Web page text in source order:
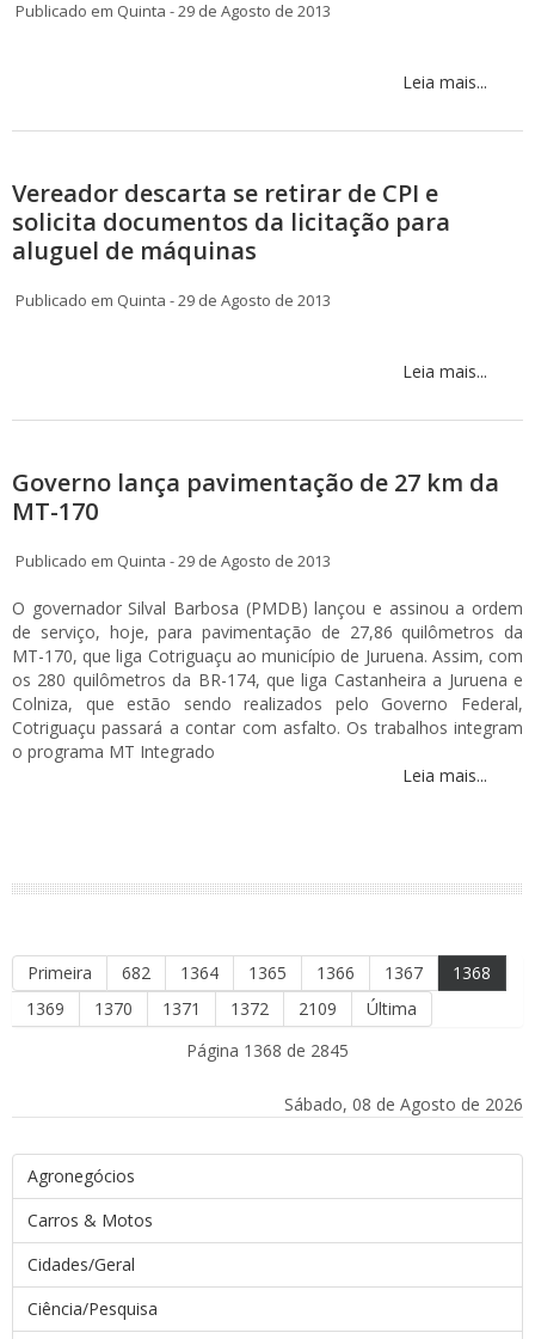
Publicado em Quinta - 29 de Agosto de 2013
Leia mais...
Vereador descarta se retirar de CPI e
solicita documentos da licitação para
aluguel de máquinas
Publicado em Quinta - 29 de Agosto de 2013
Leia mais...
Governo lança pavimentação de 27 km da
MT-170
Publicado em Quinta - 29 de Agosto de 2013
O governador Silval Barbosa (PMDB) lançou e assinou a ordem
de serviço, hoje, para pavimentação de 27,86 quilômetros da
MT-170, que liga Cotriguaçu ao município de Juruena. Assim, com
os 280 quilômetros da BR-174, que liga Castanheira a Juruena e
Colniza, que estão sendo realizados pelo Governo Federal,
Cotriguaçu passará a contar com asfalto. Os trabalhos integram
o programa MT Integrado
Leia mais...
Primeira 682 1364 1365 1366 1367
1368
1369
1370 1371 1372 2109
Última
Página 1368 de 2845
Sábado, 08 de Agosto de 2026
Agronegócios
Carros & Motos
Cidades/Geral
Ciência/Pesquisa